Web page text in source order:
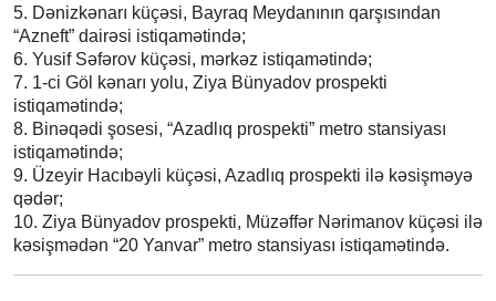
5. Dənizkənarı küçəsi, Bayraq Meydanının qarşısından
“Azneft” dairəsi istiqamətində;
6. Yusif Səfərov küçəsi, mərkəz istiqamətində;
7. 1-ci Göl kənarı yolu, Ziya Bünyadov prospekti
istiqamətində;
8. Binəqədi şosesi, “Azadlıq prospekti” metro stansiyası
istiqamətində;
9. Üzeyir Hacıbəyli küçəsi, Azadlıq prospekti ilə kəsişməyə
qədər;
10. Ziya Bünyadov prospekti, Müzəffər Nərimanov küçəsi ilə
kəsişmədən “20 Yanvar” metro stansiyası istiqamətində.